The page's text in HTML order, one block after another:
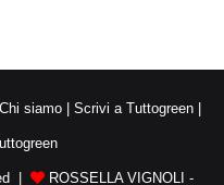
Chi siamo| Scrivi a Tuttogreen|
| ROSSELLA VIGNOLI -